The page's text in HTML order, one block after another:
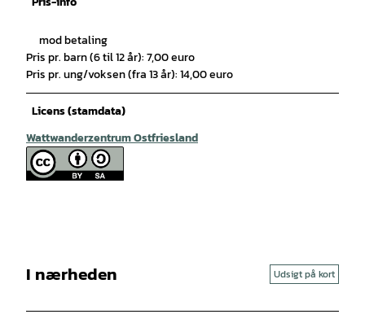
mod betaling
Pris pr. barn (6 til 12 år): 7,00 euro
Pris pr. ung/voksen (fra 13 år): 14,00 euro
Licens (stamdata)
Wattwanderzentrum Ostfriesland
I nærheden Udsigt på kort